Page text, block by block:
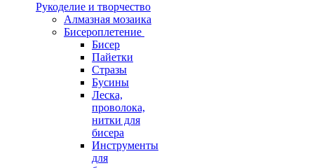
Рукоделие и творчество
Алмазная мозаика
Бисероплетение
Бисер
Пайетки
Стразы
Бусины
Леска,
проволока,
нитки для
бисера
Инструменты
для